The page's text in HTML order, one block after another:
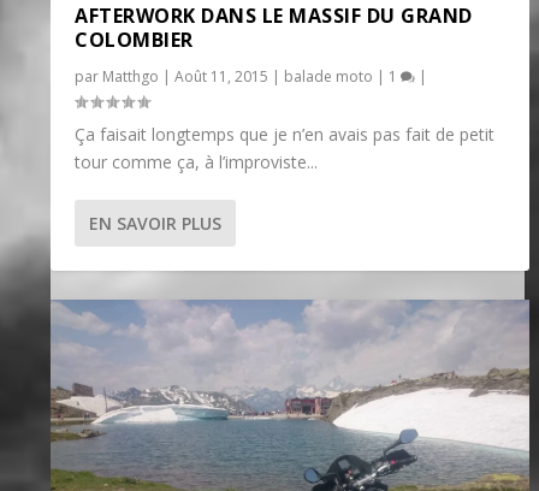
AFTERWORK DANS LE MASSIF DU GRAND
COLOMBIER
par Matthgo |Août 11, 2015 | balade moto | 1 |
Ça faisait longtemps que je n’en avais pas fait de petit
tour comme ça, à l’improviste...
EN SAVOIR PLUS